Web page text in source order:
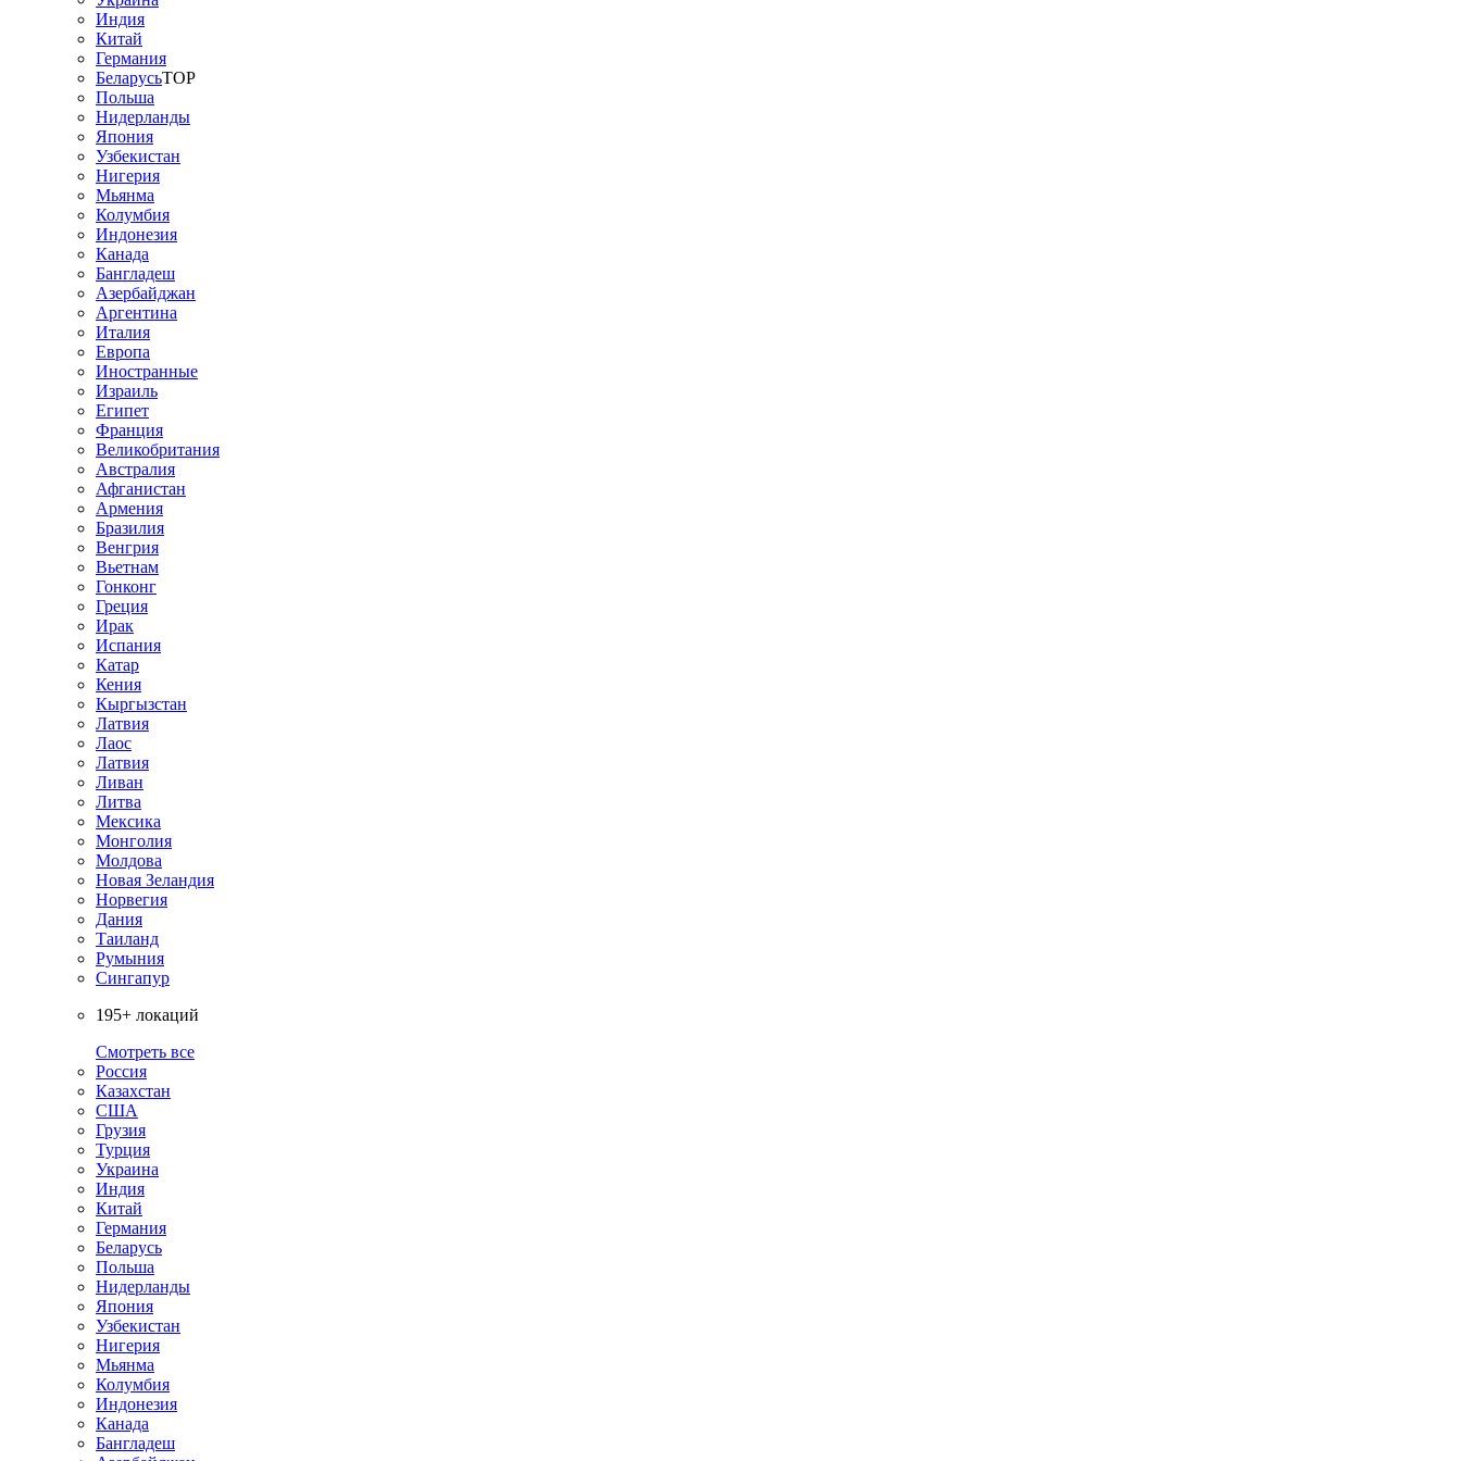
Индия
Китай
Германия
БеларусьTOP
Польша
Нидерланды
Япония
Узбекистан
Нигерия
Мьянма
Колумбия
Индонезия
Канада
Бангладеш
Азербайджан
Аргентина
Италия
Европа
Иностранные
Израиль
Египет
Франция
Великобритания
Австралия
Афганистан
Армения
Бразилия
Венгрия
Вьетнам
Гонконг
Греция
Ирак
Испания
Катар
Кения
Кыргызстан
Латвия
Лаос
Латвия
Ливан
Литва
Мексика
Монголия
Молдова
Новая Зеландия
Норвегия
Дания
Таиланд
Румыния
Сингапур
195+ локаций
Смотреть все
Россия
Казахстан
США
Грузия
Турция
Украина
Индия
Китай
Германия
Беларусь
Польша
Нидерланды
Япония
Узбекистан
Нигерия
Мьянма
Колумбия
Индонезия
Канада
Бангладеш